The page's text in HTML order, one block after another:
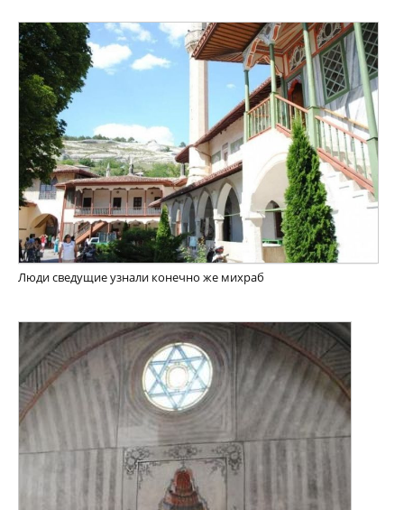
Люди сведущие узнали конечно же михраб